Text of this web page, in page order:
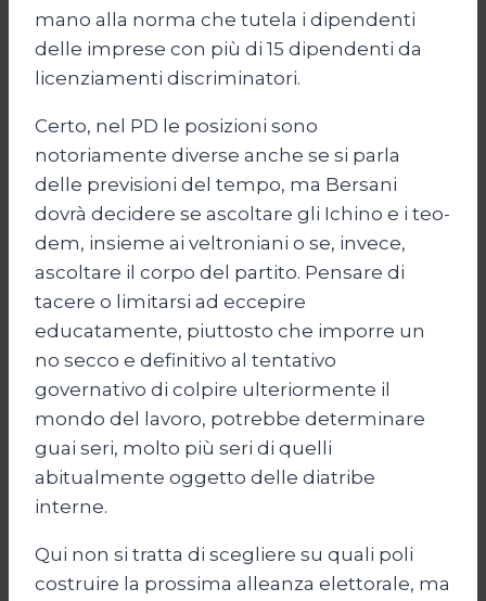
mano alla norma che tutela i dipendenti
delle imprese con più di 15 dipendenti da
licenziamenti discriminatori.
Certo, nel PD le posizioni sono
notoriamente diverse anche se si parla
delle previsioni del tempo, ma Bersani
dovrà decidere se ascoltare gli Ichino e i teo-
dem, insieme ai veltroniani o se, invece,
ascoltare il corpo del partito. Pensare di
tacere o limitarsi ad eccepire
educatamente, piuttosto che imporre un
no secco e definitivo al tentativo
governativo di colpire ulteriormente il
mondo del lavoro, potrebbe determinare
guai seri, molto più seri di quelli
abitualmente oggetto delle diatribe
interne.
Qui non si tratta di scegliere su quali poli
costruire la prossima alleanza elettorale, ma